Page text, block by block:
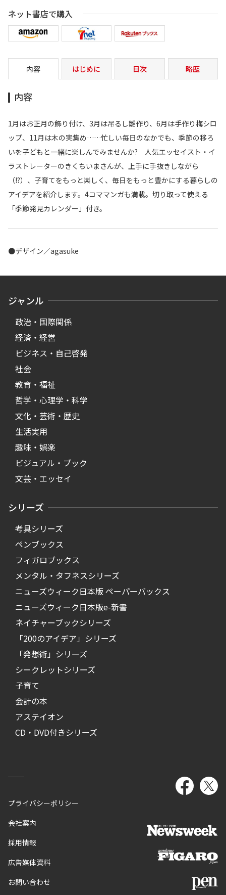
ネット書店で購入
内容 はじめに 目次 略歴
内容
1月はお正月の飾り付け、3月は吊るし雛作り、6月は手作り梅シロ
ップ、11月は木の実集め……忙しい毎日のなかでも、季節の移ろ
いを子どもと一緒に楽しんでみませんか? 人気エッセイスト・イ
ラストレーターのきくちいまさんが、上手に手抜きしながら
（!?）、子育てをもっと楽しく、毎日をもっと豊かにする暮らしの
アイデアを紹介します。4コママンガも満載。切り取って使える
「季節発見カレンダー」付き。
●デザイン／agasuke
ジャンル
政治・国際関係
経済・経営
ビジネス・自己啓発
社会
教育・福祉
哲学・心理学・科学
文化・芸術・歴史
生活実用
趣味・娯楽
ビジュアル・ブック
文芸・エッセイ
シリーズ
考具シリーズ
ペンブックス
フィガロブックス
メンタル・タフネスシリーズ
ニューズウィーク日本版 ペーパーバックス
ニューズウィーク日本版e-新書
ネイチャーブックシリーズ
「200のアイデア」シリーズ
「発想術」シリーズ
シークレットシリーズ
子育て
会計の本
アステイオン
CD・DVD付きシリーズ
プライバシーポリシー
会社案内
採用情報
広告媒体資料
お問い合わせ